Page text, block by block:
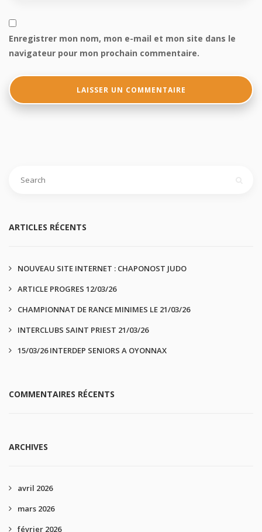
Enregistrer mon nom, mon e-mail et mon site dans le
navigateur pour mon prochain commentaire.
ARTICLES RÉCENTS
NOUVEAU SITE INTERNET : CHAPONOST JUDO
ARTICLE PROGRES 12/03/26
CHAMPIONNAT DE RANCE MINIMES LE 21/03/26
INTERCLUBS SAINT PRIEST 21/03/26
15/03/26 INTERDEP SENIORS A OYONNAX
COMMENTAIRES RÉCENTS
ARCHIVES
avril 2026
mars 2026
février 2026